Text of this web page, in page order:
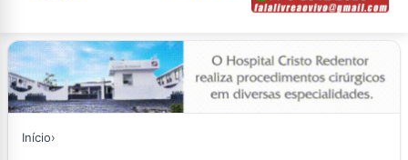
Início›